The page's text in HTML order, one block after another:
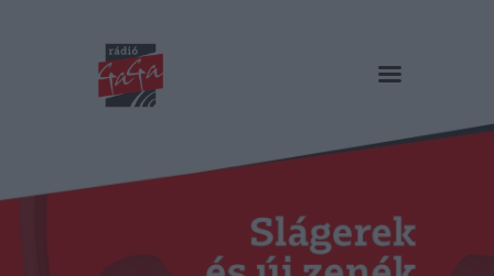
RÁDIÓ GAGA
Műsorok
Duma Duba